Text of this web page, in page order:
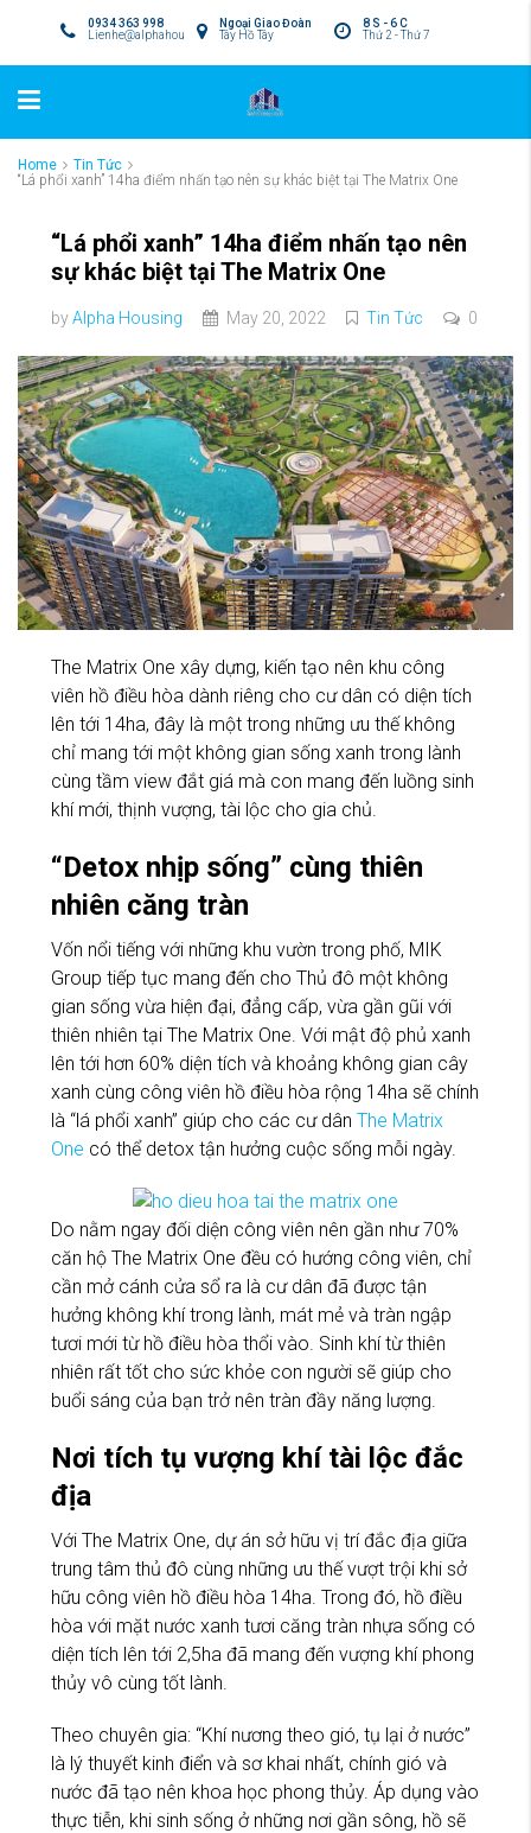
8 S - 6 C
Thứ 2 - Thứ 7
Ngoại Giao Đoàn
Tây Hồ Tây
0934 363 998
Lienhe@alphahousing.vn
Home
Tin Tức
“Lá phổi xanh” 14ha điểm nhấn tạo nên sự khác biệt tại The Matrix One
“Lá phổi xanh” 14ha điểm nhấn tạo nên
sự khác biệt tại The Matrix One
byAlpha Housing May 20, 2022 Tin Tức 0
The Matrix One xây dựng, kiến tạo nên khu công
viên hồ điều hòa dành riêng cho cư dân có diện tích
lên tới 14ha, đây là một trong những ưu thế không
chỉ mang tới một không gian sống xanh trong lành
cùng tầm view đắt giá mà con mang đến luồng sinh
khí mới, thịnh vượng, tài lộc cho gia chủ.
“Detox nhịp sống” cùng thiên
nhiên căng tràn
Vốn nổi tiếng với những khu vườn trong phố, MIK
Group tiếp tục mang đến cho Thủ đô một không
gian sống vừa hiện đại, đẳng cấp, vừa gần gũi với
thiên nhiên tại The Matrix One. Với mật độ phủ xanh
lên tới hơn 60% diện tích và khoảng không gian cây
xanh cùng công viên hồ điều hòa rộng 14ha sẽ chính
là “lá phổi xanh” giúp cho các cư dân The Matrix
One có thể detox tận hưởng cuộc sống mỗi ngày.
Do nằm ngay đối diện công viên nên gần như 70%
căn hộ The Matrix One đều có hướng công viên, chỉ
cần mở cánh cửa sổ ra là cư dân đã được tận
hưởng không khí trong lành, mát mẻ và tràn ngập
tươi mới từ hồ điều hòa thổi vào. Sinh khí từ thiên
nhiên rất tốt cho sức khỏe con người sẽ giúp cho
buổi sáng của bạn trở nên tràn đầy năng lượng.
Nơi tích tụ vượng khí tài lộc đắc
địa
Với The Matrix One, dự án sở hữu vị trí đắc địa giữa
trung tâm thủ đô cùng những ưu thế vượt trội khi sở
hữu công viên hồ điều hòa 14ha. Trong đó, hồ điều
hòa với mặt nước xanh tươi căng tràn nhựa sống có
diện tích lên tới 2,5ha đã mang đến vượng khí phong
thủy vô cùng tốt lành.
Theo chuyên gia: “Khí nương theo gió, tụ lại ở nước”
là lý thuyết kinh điển và sơ khai nhất, chính gió và
nước đã tạo nên khoa học phong thủy. Áp dụng vào
thực tiễn, khi sinh sống ở những nơi gần sông, hồ sẽ